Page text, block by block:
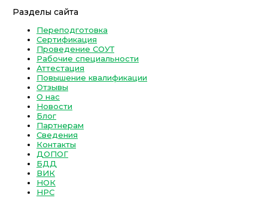
Разделы сайта
Переподготовка
Сертификация
Проведение СОУТ
Рабочие специальности
Аттестация
Повышение квалификации
Отзывы
О нас
Новости
Блог
Партнерам
Сведения
Контакты
ДОПОГ
БДД
ВИК
НОК
НРС